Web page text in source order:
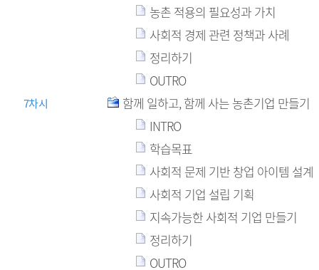
농촌 적용의 필요성과 가치
사회적 경제 관련 정책과 사례
정리하기
OUTRO
7차시
함께 일하고, 함께 사는 농촌기업 만들기
INTRO
학습목표
사회적 문제 기반 창업 아이템 설계
사회적 기업 설립 기획
지속가능한 사회적 기업 만들기
정리하기
OUTRO